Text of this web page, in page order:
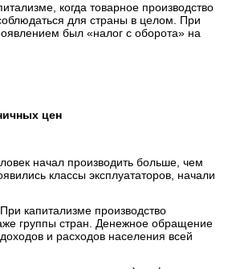
когда товарное производство
для страны в целом. При
был «налог с оборота» на
цен
начал производить больше, чем
классы эксплуататоров, начали
капитализме производство
группы стран. Денежное обращение
и расходов населения всей